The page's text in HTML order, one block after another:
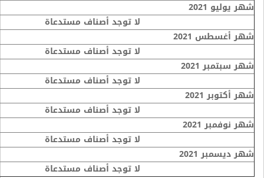
شهر يوليو 2021
لا توجد أصناف مستدعاة
شهر أغسطس 2021
لا توجد أصناف مستدعاة
شهر سبتمبر 2021
لا توجد أصناف مستدعاة
شهر أكتوبر 2021
لا توجد أصناف مستدعاة
شهر نوفمبر 2021
لا توجد أصناف مستدعاة
شهر ديسمبر 2021
لا توجد أصناف مستدعاة